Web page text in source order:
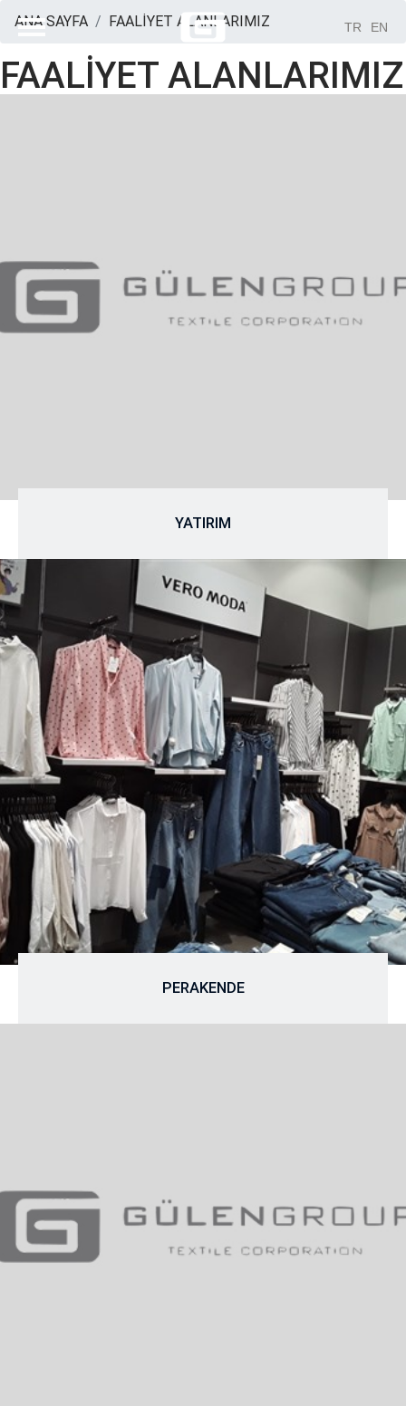
ANA SAYFA FAALİYET ALANLARIMIZ
FAALİYET ALANLARIMIZ
YATIRIM
PERAKENDE
TR EN